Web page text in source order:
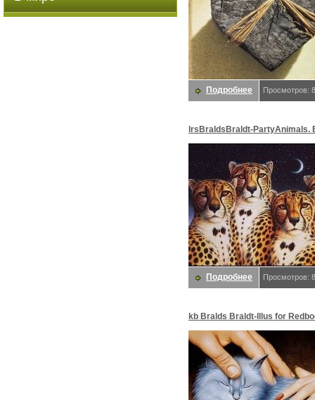
Подробнее Просмотров:
lrsBraldsBraldt-PartyAnimals.
Braldt
Подробнее Просмотров:
kb Bralds Braldt-Illus for
Bralds, Braldt